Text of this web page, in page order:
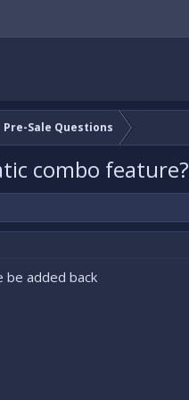
Pre-Sale Questions
combo feature?
be added back